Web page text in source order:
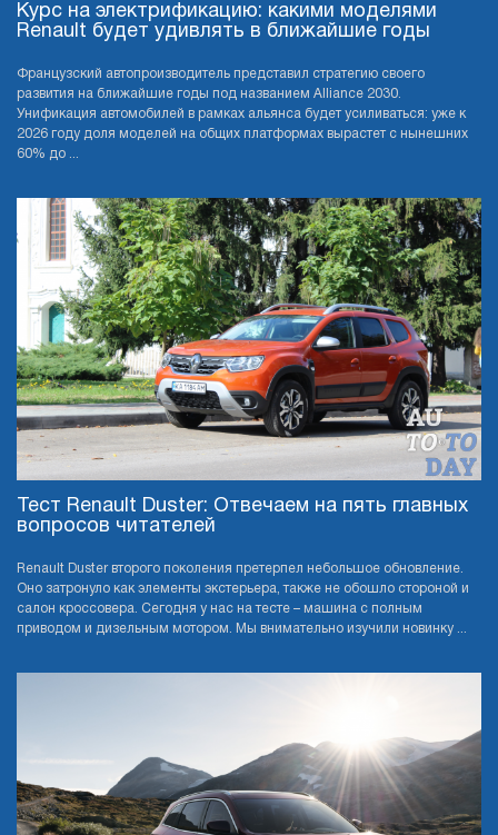
Курс на электрификацию: какими моделями
Renault будет удивлять в ближайшие годы
Французский автопроизводитель представил стратегию своего
развития на ближайшие годы под названием Alliance 2030.
Унификация автомобилей в рамках альянса будет усиливаться: уже к
2026 году доля моделей на общих платформах вырастет с нынешних
60% до ...
Тест Renault Duster: Отвечаем на пять главных
вопросов читателей
Renault Duster второго поколения претерпел небольшое обновление.
Оно затронуло как элементы экстерьера, также не обошло стороной и
салон кроссовера. Сегодня у нас на тесте – машина с полным
приводом и дизельным мотором. Мы внимательно изучили новинку ...